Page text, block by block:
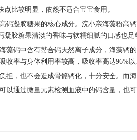
点比较明显，依然不适合宝宝食用。
钙凝胶糖果的核心成分。 浣小亲海藻粉高
凝胶糖果清淡的香味与软糯细腻的口感也足
海藻钙中含有螯合钙天然离子成分，海藻钙
收率与身体利用率较高，吸收率高达96%以
担，也不会造成骨骼钙化，十分安全。而
以通过微量元素检测血液中的钙含量，也